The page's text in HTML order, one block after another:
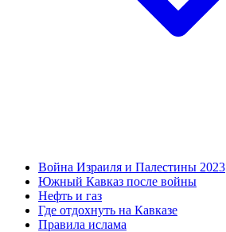
Война Израиля и Палестины 2023
Южный Кавказ после войны
Нефть и газ
Где отдохнуть на Кавказе
Правила ислама